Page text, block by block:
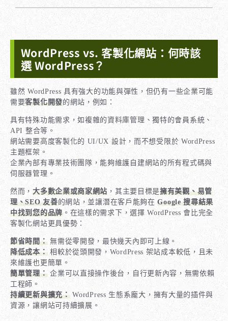
WordPress vs. 客製化網站：何時該
選 WordPress？
雖然 WordPress 具有強大的功能與彈性，但仍有一些企業可能
需要客製化開發的網站，例如：
具有特殊功能需求，如複雜的資料庫管理、獨特的會員系統、
API 整合等。
網站需要高度客製化的 UI/UX 設計，而不想受限於 WordPress
主題框架。
企業內部有專業技術團隊，能夠維護自建網站的所有程式碼與
伺服器管理。
然而，大多數企業或商家網站 ，其主要目標是擁有美觀、易管
理、SEO 友善的網站，並讓潛在客戶能夠在Google 搜尋結果
中找到您的品牌。在這樣的需求下，選擇 WordPress 會比完全
客製化網站更具優勢：
節省時間：無需從零開發，最快幾天內即可上線。
降低成本：相較於從頭開發，WordPress 架站成本較低，且未
來維護也更簡單。
簡單管理：企業可以直接操作後台，自行更新內容，無需依賴
工程師。
持續更新與擴充：WordPress 生態系龐大，擁有大量的插件與
資源，讓網站可持續擴展。